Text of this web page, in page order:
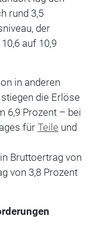
rund 3,5
der
auf 10,9
in anderen
die Erlöse
6,9 Prozent – bei
für Teile und
Bruttoertrag von
von 3,8 Prozent